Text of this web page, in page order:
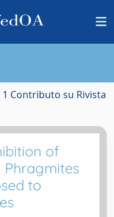
1 Contributo su Rivista
of
Phragmites
to